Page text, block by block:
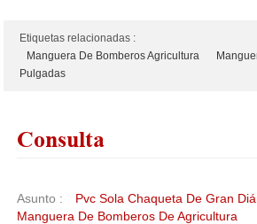
Etiquetas relacionadas :
Manguera De Bomberos Agricultura
Pulgadas
Consulta
Asunto :
Pvc Sola Chaqueta De Gran
Manguera De Bomberos De Agricultura